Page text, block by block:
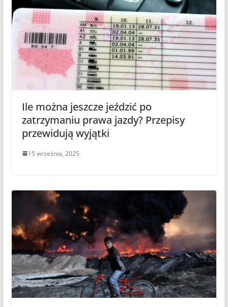
Ile można jeszcze jeździć po
zatrzymaniu prawa jazdy? Przepisy
przewidują wyjątki
15 września, 2025